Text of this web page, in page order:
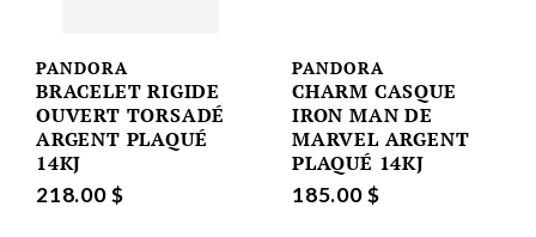
PANDORA
BRACELET RIGIDE
OUVERT TORSADÉ
ARGENT PLAQUÉ
14KJ
218.00 $
PANDORA
CHARM CASQUE
IRON MAN DE
MARVEL ARGENT
PLAQUÉ 14KJ
185.00 $